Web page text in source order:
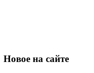
Новое на сайте